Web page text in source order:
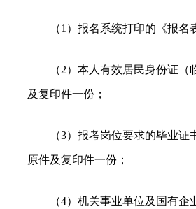
（1）报名系统打印的《报名
（2）本人有效居民身份证
及复印件一份；
（3）报考岗位要求的毕业
原件及复印件一份；
（4）机关事业单位及国有企